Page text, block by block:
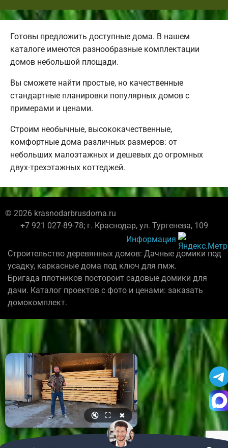
Готовы предложить доступные дома. В нашем
каталоге имеются разнообразные комплектации
домов небольшой площади.
Вы сможете найти простые, но качественные
стандартные планировки популярных домов с
примерами и ценами.
Строим необычные, высококачественные,
комфортные дома различных размеров: от
небольших малоэтажных и дешевых до огромных
двух-трехэтажных коттеджей.
© 2026 krasnodarbrusdoma.ru
+7 921 027-89-78; г. Краснодар, ул. Тургенева, 109
Информация
Строительство деревянных домов: Дачные домики под
усадку, каркасные дома под ключ для пмж.
Бригада плотников постороит садовые домики для
дачи. Каталог проектов с фото и ценами: заказать
домокомплект.
🔇 ⛶ ✖